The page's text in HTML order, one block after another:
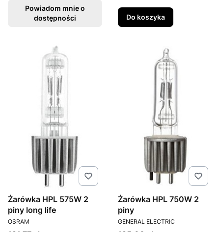
Powiadom mnie o
dostępności
Do koszyka
Żarówka HPL 575W 2
piny long life
PRODUCENT
OSRAM
Żarówka HPL 750W 2
piny
PRODUCENT
GENERAL ELECTRIC